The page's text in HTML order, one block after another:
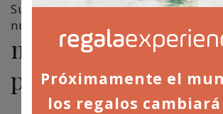
Suscríbete a nuestra newsletter y
nuestras
novedades,
promociones
Próximamente el
los regalos